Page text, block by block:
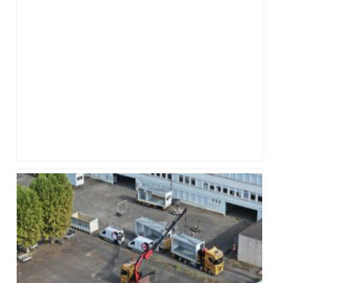
« Rien d'inquiétant » pour Guillaume
Restes, le gardien de Toulouse, après
sa sortie à Metz – L'Équipe